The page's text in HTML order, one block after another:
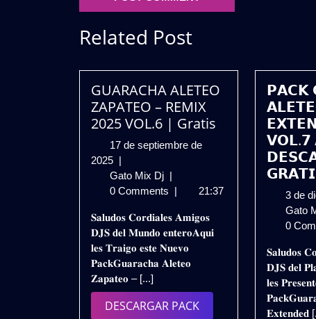
Related Post
GUARACHA ALETEO
ZAPATEO – REMIX
2025 VOL.6 | Gratis
17 de septiembre de
2025 17
de
septiembre
2025
|
Gato Mix Dj GUARACHA
ALETEO
–
REMIX
2025
VOL.6
|
0 Comments | 21:37
𝐒𝐚𝐥𝐮𝐝𝐨𝐬 𝐂𝐨𝐫𝐝𝐢𝐚𝐥𝐞𝐬 𝐀𝐦𝐢𝐠𝐨𝐬
𝐃𝐉𝐒 𝐝𝐞𝐥 𝐌𝐮𝐧𝐝𝐨 𝐞𝐧𝐭𝐞𝐫𝐨𝐀𝐪𝐮𝐢
𝐥𝐞𝐬 𝐓𝐫𝐚𝐢𝐠𝐨 𝐞𝐬𝐭𝐞 𝐍𝐮𝐞𝐯𝐨
𝐏𝐚𝐜𝐤𝐆𝐮𝐚𝐫𝐚𝐜𝐡𝐚 𝐀𝐥𝐞𝐭𝐞𝐨
𝐙𝐚𝐩𝐚𝐭𝐞𝐨 – [...]
DESCARGAR PACKDESCARGAR
𝗣𝗔𝗖𝗞
𝗩𝗢𝗟.𝟳
3 de
Gato
0
𝐒𝐚𝐥𝐮𝐝𝐨𝐬
𝐃𝐉𝐒 𝐝𝐞𝐥
𝐥𝐞𝐬
𝐄𝐱𝐭𝐞𝐧𝐝𝐞𝐝